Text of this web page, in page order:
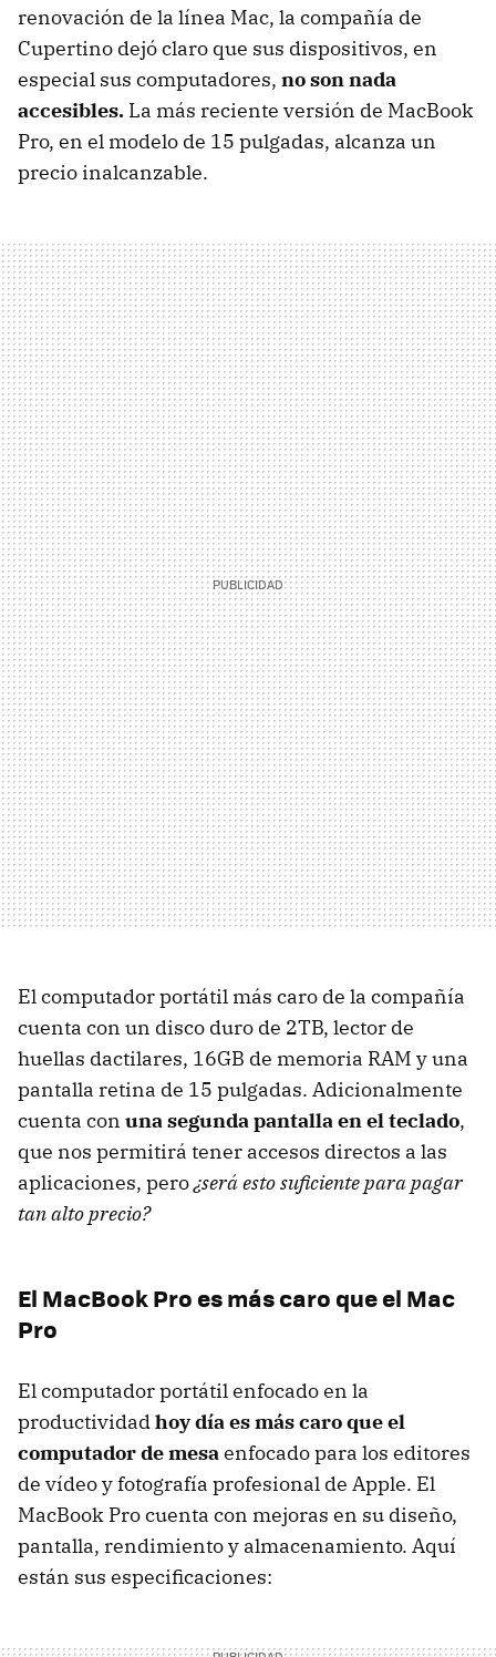
renovación de la línea Mac, la compañía de
Cupertino dejó claro que sus dispositivos, en
especial sus computadores, no son nada
accesibles. La más reciente versión de MacBook
Pro, en el modelo de 15 pulgadas, alcanza un
precio inalcanzable.
El computador portátil más caro de la compañía
cuenta con un disco duro de 2TB, lector de
huellas dactilares, 16GB de memoria RAM y una
pantalla retina de 15 pulgadas. Adicionalmente
cuenta con una segunda pantalla en el teclado,
que nos permitirá tener accesos directos a las
aplicaciones, pero¿será esto suficiente para pagar
tan alto precio?
El MacBook Pro es más caro que el Mac
Pro
El computador portátil enfocado en la
productividadhoy día es más caro que el
computador de mesaenfocado para los editores
de vídeo y fotografía profesional de Apple. El
MacBook Pro cuenta con mejoras en su diseño,
pantalla, rendimiento y almacenamiento. Aquí
están sus especificaciones: